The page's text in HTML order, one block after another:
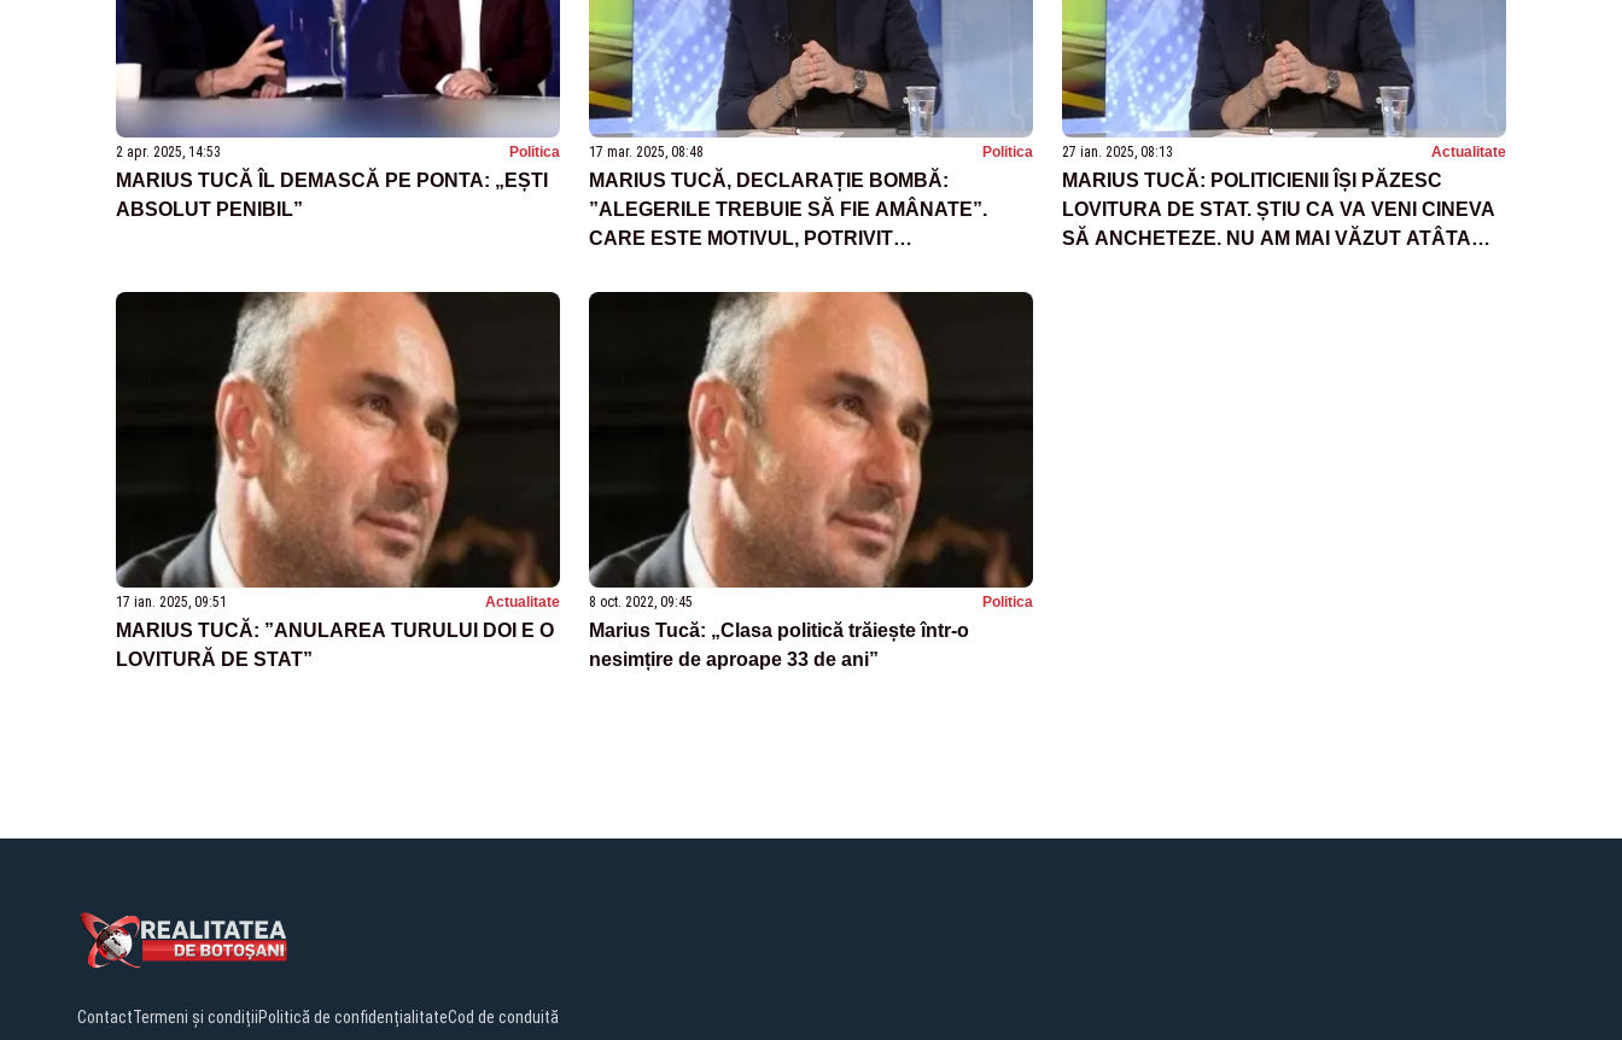
2 apr. 2025, 14:53 Politica
MARIUS TUCĂ ÎL DEMASCĂ PE PONTA: „EȘTI
ABSOLUT PENIBIL”
17 mar. 2025, 08:48 Politica
MARIUS TUCĂ, DECLARAȚIE BOMBĂ:
”ALEGERILE TREBUIE SĂ FIE AMÂNATE”.
CARE ESTE MOTIVUL, POTRIVIT
27 ian. 2025, 08:13 Actualitate
MARIUS TUCĂ: POLITICIENII ÎȘI PĂZESC
LOVITURA DE STAT. ȘTIU CA VA VENI CINEVA
SĂ ANCHETEZE. NU AM MAI VĂZUT ATÂTA
17 ian. 2025, 09:51 Actualitate
MARIUS TUCĂ: ”ANULAREA TURULUI DOI E O
LOVITURĂ DE STAT”
8 oct. 2022, 09:45 Politica
Marius Tucă: „Clasa politică trăiește într-o
nesimțire de aproape 33 de ani”
ContactTermeni și condițiiPolitică de confidențialitateCod de conduită